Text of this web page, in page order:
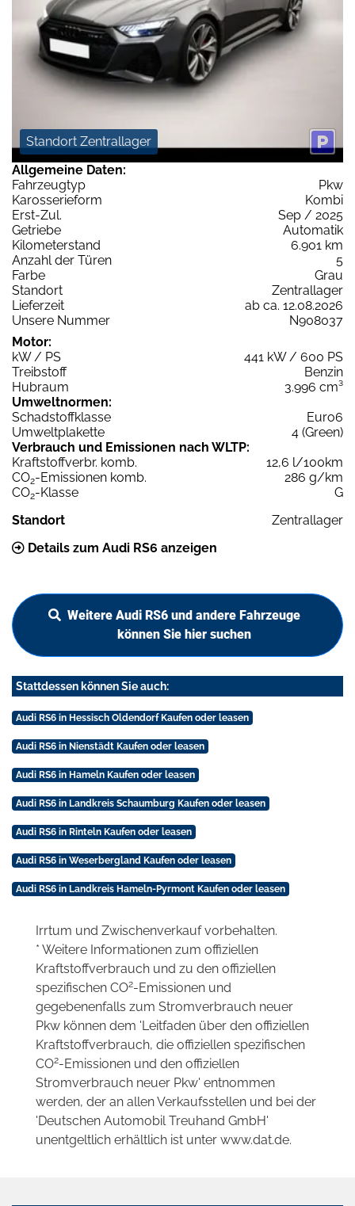
Standort Zentrallager
Allgemeine Daten:
Fahrzeugtyp
Pkw
Karosserieform
Kombi
Erst-Zul.
Sep / 2025
Getriebe
Automatik
Kilometerstand
6.901 km
Anzahl der Türen
5
Farbe
Grau
Standort
Zentrallager
Lieferzeit
ab ca. 12.08.2026
Unsere Nummer
N908037
Motor:
kW / PS
441 kW / 600 PS
Treibstoff
Benzin
Hubraum
3.996 cm³
Umweltnormen:
Schadstoffklasse
Euro6
Umweltplakette
4 (Green)
Verbrauch und Emissionen nach WLTP:
Kraftstoffverbr. komb.
12,6 l/100km
CO2-Emissionen komb.
286 g/km
CO2-Klasse
G
Standort
Zentrallager
Details zum Audi RS6 anzeigen
Weitere Audi RS6 und andere Fahrzeuge
können Sie hier suchen
Stattdessen können Sie auch:
Audi RS6 in Hessisch Oldendorf Kaufen oder leasen
Audi RS6 in Nienstädt Kaufen oder leasen
Audi RS6 in Hameln Kaufen oder leasen
Audi RS6 in Landkreis Schaumburg Kaufen oder leasen
Audi RS6 in Rinteln Kaufen oder leasen
Audi RS6 in Weserbergland Kaufen oder leasen
Audi RS6 in Landkreis Hameln-Pyrmont Kaufen oder leasen
Irrtum und Zwischenverkauf vorbehalten.
* Weitere Informationen zum offiziellen
Kraftstoffverbrauch und zu den offiziellen
spezifischen CO2-Emissionen und
gegebenenfalls zum Stromverbrauch neuer
Pkw können dem 'Leitfaden über den offiziellen
Kraftstoffverbrauch, die offiziellen spezifischen
CO2-Emissionen und den offiziellen
Stromverbrauch neuer Pkw' entnommen
werden, der an allen Verkaufsstellen und bei der
'Deutschen Automobil Treuhand GmbH'
unentgeltlich erhältlich ist unter www.dat.de.